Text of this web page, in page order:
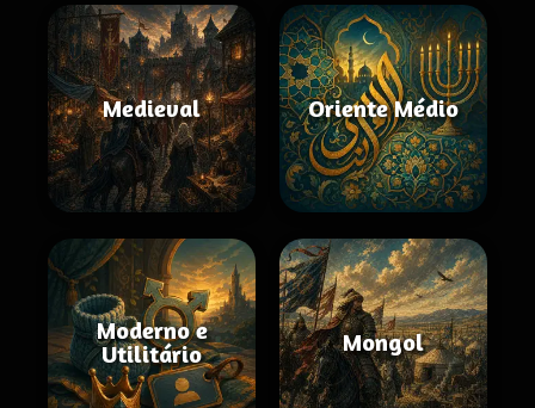
Medieval Oriente Médio
Moderno e
Utilitário
Mongol